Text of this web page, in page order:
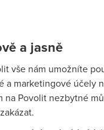
obchodní
se
souhlasu spustilo ke
objemu dat. Na
nevyžádanou
automaticky po
balíčku cenu za
a jasně
vše nám umožníte
a marketingové účely
na Povolit nezbytné